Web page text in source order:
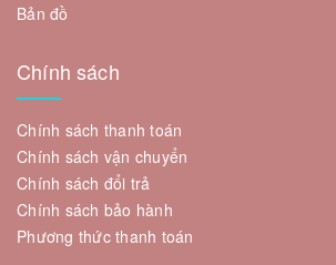
Bản đồ
Chính sách
Chính sách thanh toán
Chính sách vận chuyển
Chính sách đổi trả
Chính sách bảo hành
Phương thức thanh toán